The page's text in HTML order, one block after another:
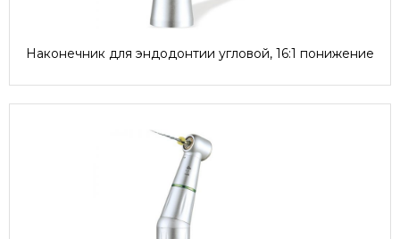
Наконечник для эндодонтии угловой, 16:1 понижение